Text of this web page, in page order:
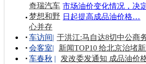
市场油价变化情况，决
日起提高成品油价格…
奇瑞汽车
梦想和野
心并存
车访间| 于洪江:马自达8切中公商
会客室|
新闻TOP10 给北京治堵
车春秋 | 发改委发通知 成品油价